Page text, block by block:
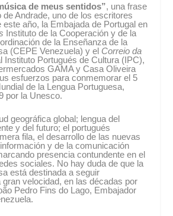
de meus sentidos”, una frase
de Andrade, uno de los escritores
este año, la Embajada de Portugal en
Instituto de la Cooperación y de la
de la Enseñanza de la
(CEPE Venezuela) y el Correio da
Instituto Portugués de Cultura (IPC),
GAMA y Casa Oliveira
esfuerzos para conmemorar el 5
de la Lengua Portuguesa,
por la Unesco.
geográfica global; lengua del
y del futuro; el portugués
fila, el desarrollo de las nuevas
y de la comunicación
presencia contundente en el
sociales. No hay duda de que la
está destinada a seguir
gran velocidad, en las décadas por
Pedro Fins do Lago, Embajador